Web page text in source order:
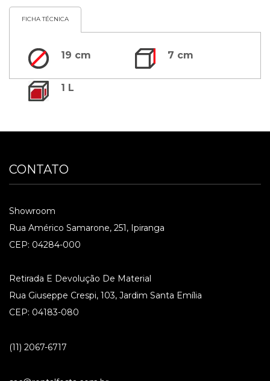
FICHA TÉCNICA
19 cm 7 cm
1 L
CONTATO
Showroom
Rua Américo Samarone, 251, Ipiranga
CEP: 04284-000
Retirada E Devolução De Material
Rua Giuseppe Crespi, 103, Jardim Santa Emília
CEP: 04183-080
(11) 2067-6717